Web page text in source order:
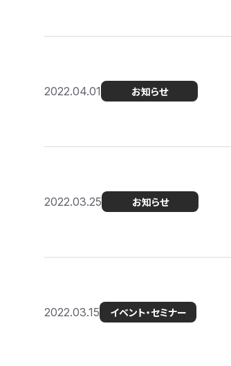
2022.04.01 お知らせ
2022.03.25 お知らせ
2022.03.15 イベント・セミナー